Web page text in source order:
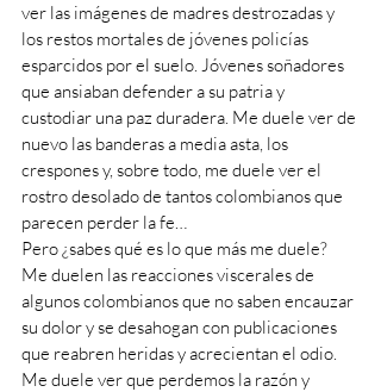
ver las imágenes de madres destrozadas y
los restos mortales de jóvenes policías
esparcidos por el suelo. Jóvenes soñadores
que ansiaban defender a su patria y
custodiar una paz duradera. Me duele ver de
nuevo las banderas a media asta, los
crespones y, sobre todo, me duele ver el
rostro desolado de tantos colombianos que
parecen perder la fe…
Pero ¿sabes qué es lo que más me duele?
Me duelen las reacciones viscerales de
algunos colombianos que no saben encauzar
su dolor y se desahogan con publicaciones
que reabren heridas y acrecientan el odio.
Me duele ver que perdemos la razón y